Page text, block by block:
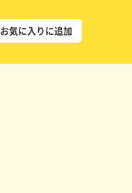
お気に入りに追加